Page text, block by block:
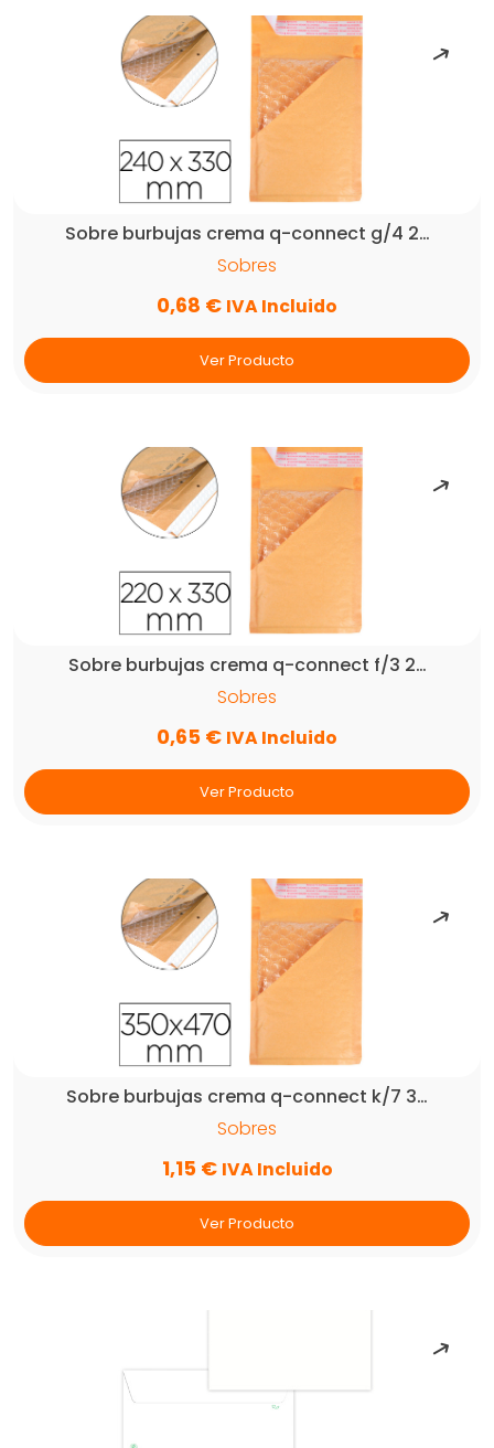
Sobre burbujas crema q-connect g/4 2…
Sobres
0,68 € IVA Incluido
Ver Producto
Sobre burbujas crema q-connect f/3 2…
Sobres
0,65 € IVA Incluido
Ver Producto
Sobre burbujas crema q-connect k/7 3…
Sobres
1,15 € IVA Incluido
Ver Producto